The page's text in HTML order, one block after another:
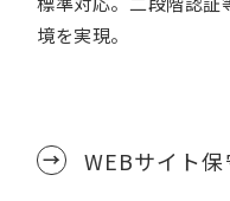
境を実現。
WEBサイト